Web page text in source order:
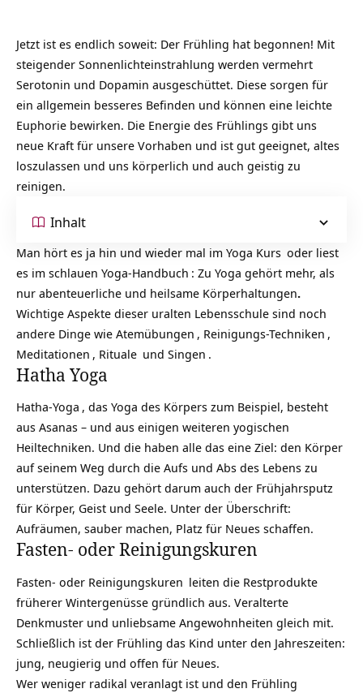
Jetzt ist es endlich soweit: Der Frühling hat begonnen! Mit
steigender Sonnenlichteinstrahlung werden vermehrt
Serotonin und Dopamin ausgeschüttet. Diese sorgen für
ein allgemein besseres Befinden und können eine leichte
Euphorie bewirken. Die Energie des Frühlings gibt uns
neue Kraft für unsere Vorhaben und ist gut geeignet, altes
loszulassen und uns körperlich und auch geistig zu
reinigen.
Inhalt
Man hört es ja hin und wieder mal im Yoga Kurs oder liest
es im schlauen Yoga-Handbuch : Zu Yoga gehört mehr, als
nur abenteuerliche und heilsame Körperhaltungen.
Wichtige Aspekte dieser uralten Lebensschule sind noch
andere Dinge wie Atemübungen , Reinigungs-Techniken ,
Meditationen , Rituale und Singen .
Hatha Yoga
Hatha-Yoga , das Yoga des Körpers zum Beispiel, besteht
aus Asanas – und aus einigen weiteren yogischen
Heiltechniken. Und die haben alle das eine Ziel: den Körper
auf seinem Weg durch die Aufs und Abs des Lebens zu
unterstützen. Dazu gehört darum auch der Frühjahrsputz
für Körper, Geist und Seele. Unter der Überschrift:
Aufräumen, sauber machen, Platz für Neues schaffen.
Fasten- oder Reinigungskuren
Fasten- oder Reinigungskuren leiten die Restprodukte
früherer Wintergenüsse gründlich aus. Veralterte
Denkmuster und unliebsame Angewohnheiten gleich mit.
Schließlich ist der Frühling das Kind unter den Jahreszeiten:
jung, neugierig und offen für Neues.
Wer weniger radikal veranlagt ist und den Frühling